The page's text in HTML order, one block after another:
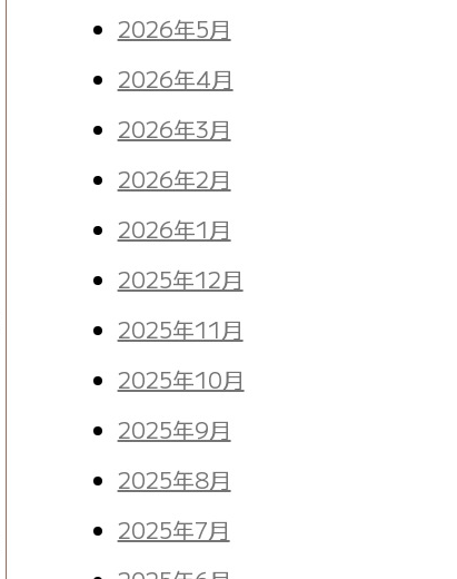
2026年5月
2026年4月
2026年3月
2026年2月
2026年1月
2025年12月
2025年11月
2025年10月
2025年9月
2025年8月
2025年7月